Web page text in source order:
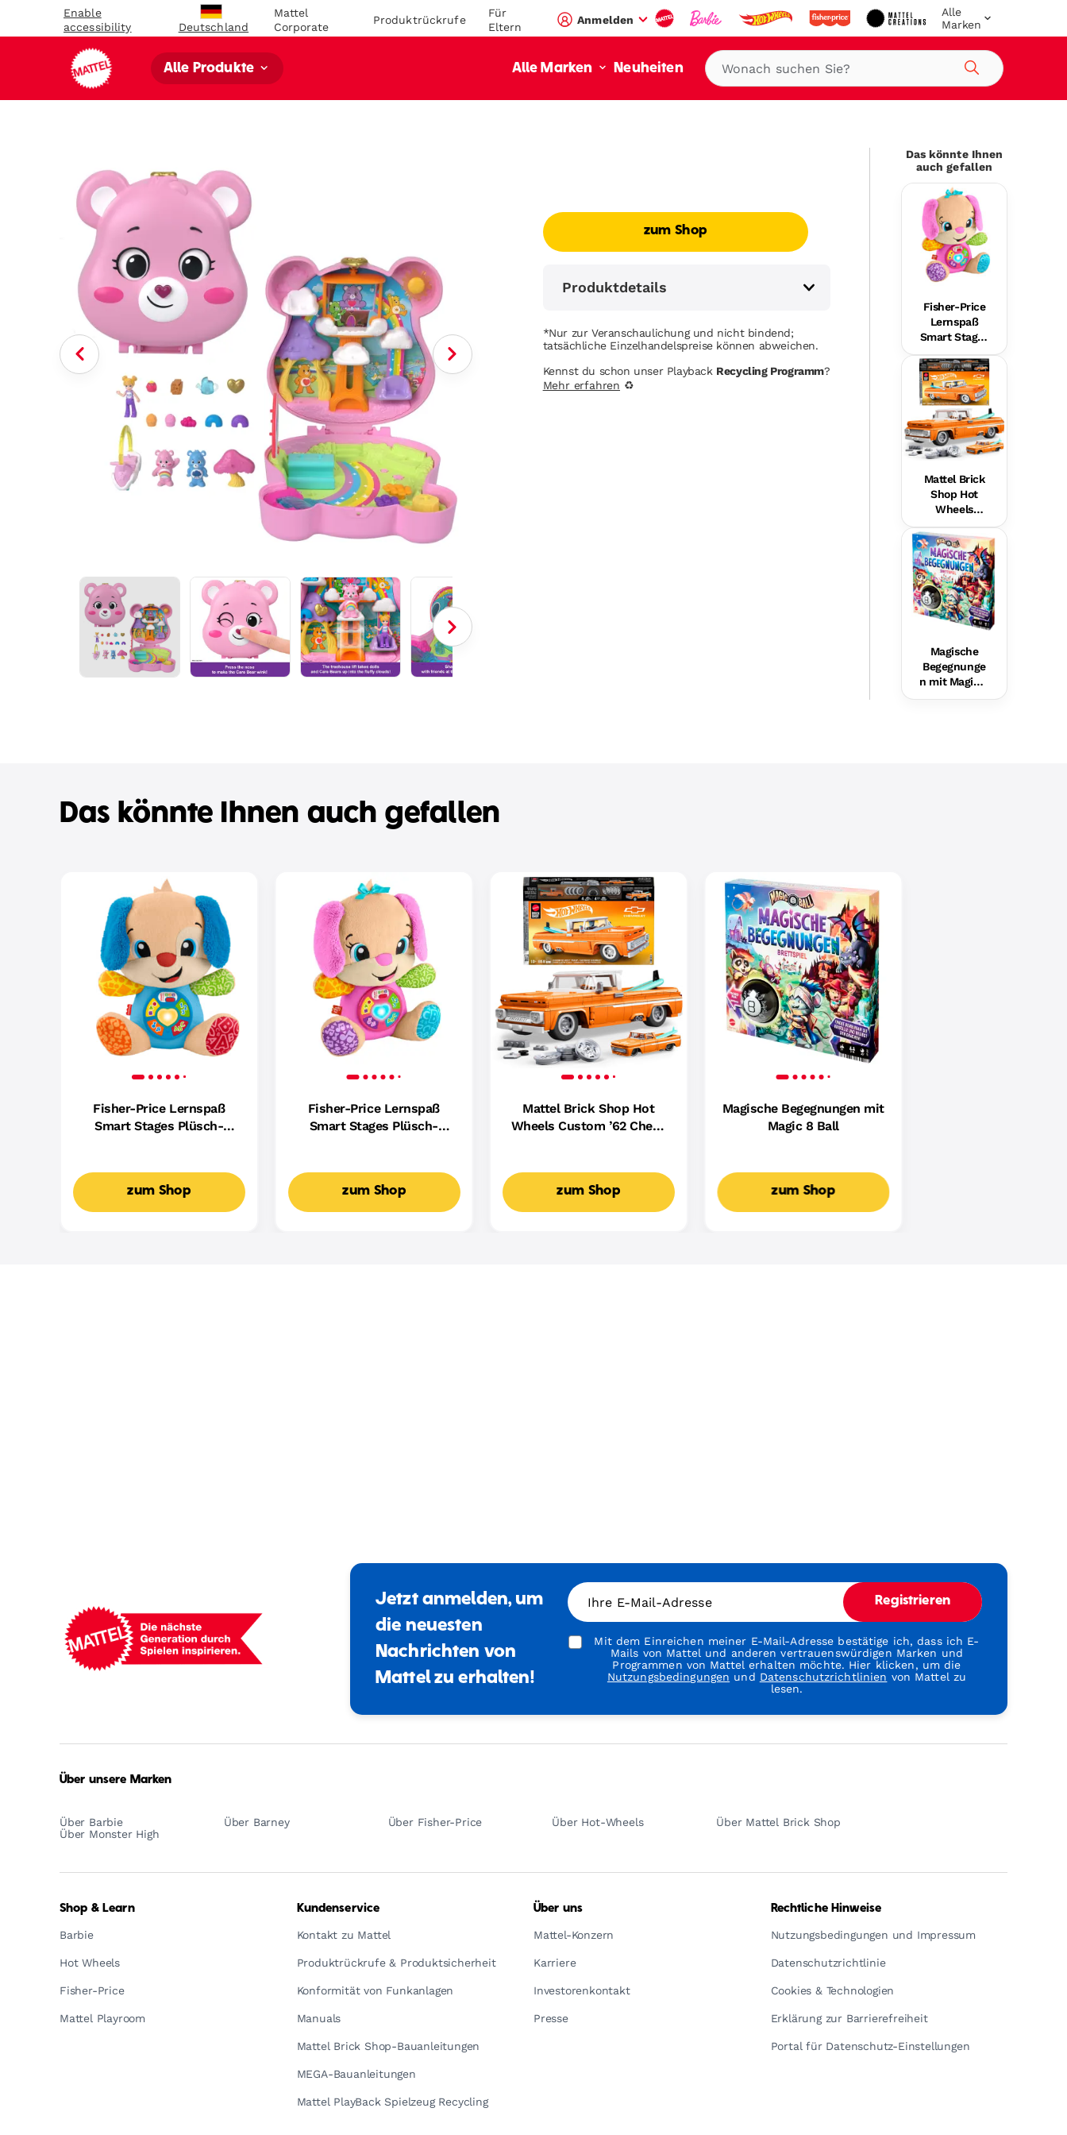
Enable
accessibility
Deutschland
Mattel
Corporate
Produktrückrufe
Für
Eltern
Anmelden
Alle
Marken
Alle Produkte Alle Marken Neuheiten
Suche
zum Shop
Produktdetails
*Nur zur Veranschaulichung und nicht bindend;
tatsächliche Einzelhandelspreise können abweichen.
Kennst du schon unser Playback Recycling Programm?
Mehr erfahren ♻
Das könnte Ihnen
auch gefallen
Fisher-Price
Lernspaß
Smart Stages
Plüsch-
Hundefreund
in Für Babys,
Musikalische
s
Lernspielzeu
g,
Mehrsprachi
ge Version
Mattel Brick
Shop Hot
Wheels
Custom ’62
Chevy
Pickup
Bauset (858
Teile), Für
Sammler
Magische
Begegnunge
n mit Magic 8
Ball
Das könnte Ihnen auch gefallen
Fisher-Price Lernspaß
Smart Stages Plüsch-
Mehrsprachige Version
zum Shop
Fisher-Price Lernspaß
Smart Stages Plüsch-
Mehrsprachige Version
zum Shop
Mattel Brick Shop Hot
Wheels Custom ’62 Chevy
zum Shop
Magische Begegnungen mit
Magic 8 Ball
zum Shop
Through
Jetzt anmelden, um
die neuesten
Nachrichten von
Mattel zu erhalten!
Ihre E-Mail-Adresse Registrieren
Mit dem Einreichen meiner E-Mail-Adresse bestätige ich, dass ich E-
Mails von Mattel und anderen vertrauenswürdigen Marken und
Programmen von Mattel erhalten möchte. Hier klicken, um die
Nutzungsbedingungen und Datenschutzrichtlinien von Mattel zu
lesen.
Über unsere Marken
Über Barbie Über Barney Über Fisher-Price Über Hot-Wheels
Über Mattel Brick Shop
Über Monster High
Shop & Learn
Barbie
Hot Wheels
Fisher-Price
Mattel Playroom
Kundenservice
Kontakt zu Mattel
Produktrückrufe & Produktsicherheit
Konformität von Funkanlagen
Manuals
Mattel Brick Shop-Bauanleitungen
MEGA-Bauanleitungen
Mattel PlayBack Spielzeug Recycling
Über uns
Mattel-Konzern
Karriere
Investorenkontakt
Presse
Rechtliche Hinweise
Nutzungsbedingungen und Impressum
Datenschutzrichtlinie
Cookies & Technologien
Erklärung zur Barrierefreiheit
Portal für Datenschutz-Einstellungen